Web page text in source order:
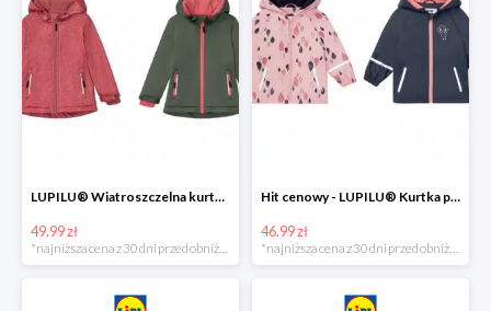
LUPILU® Wiatroszczelna kurtka dziecięca softshell, 1 sztuka
49.99 zł
Hit cenowy - LUPILU® Kurtka przeciwdeszczowa dziewczęca, 1 sztuka
46.99 zł